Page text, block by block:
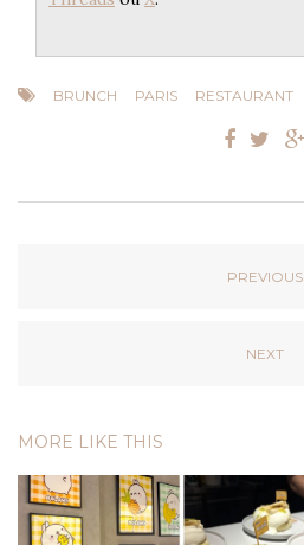
BRUNCH PARIS RESTAURANT
PREVIOUS
NEXT
MORE LIKE THIS